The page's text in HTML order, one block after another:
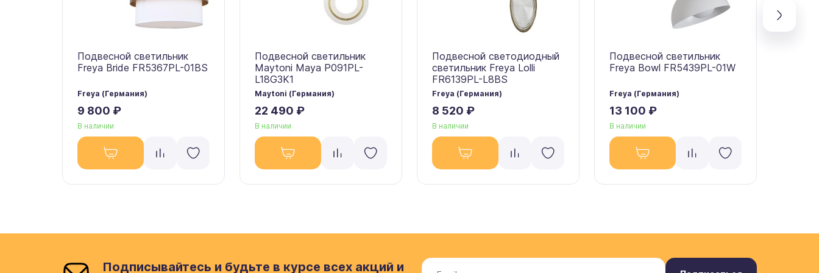
Подвесной светильник
Freya Bride FR5367PL-01BS
Freya (Германия)
9 800 ₽
В наличии
Подвесной светильник
Maytoni Maya P091PL-
L18G3K1
Maytoni (Германия)
22 490 ₽
В наличии
Подвесной светодиодный
светильник Freya Lolli
FR6139PL-L8BS
Freya (Германия)
8 520 ₽
В наличии
Подвесной светильник
Freya Bowl FR5439PL-01W
Freya (Германия)
13 100 ₽
В наличии
Подписывайтесь и будьте в курсе всех акций и